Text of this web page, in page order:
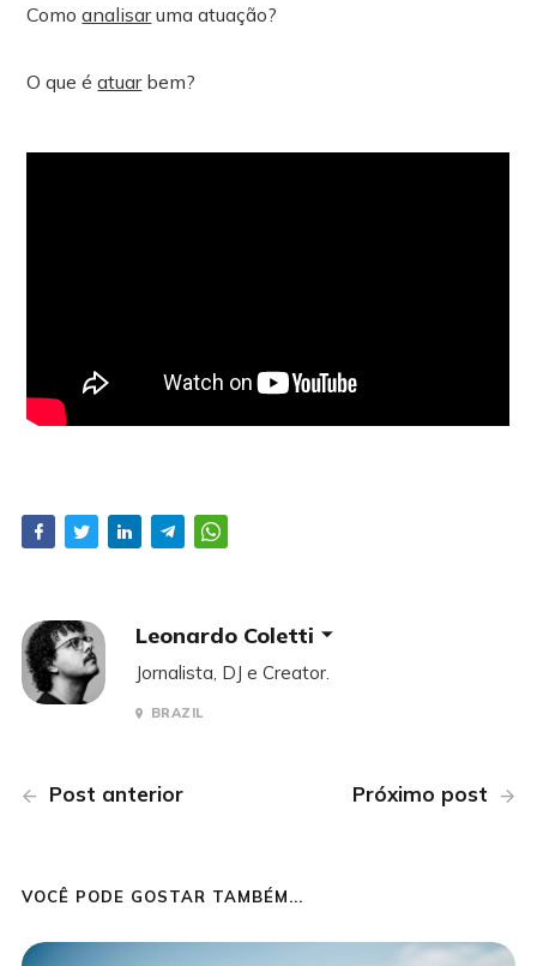
Comoanalisaruma atuação?
O que éatuarbem?
Leonardo Coletti
Jornalista, DJ e Creator.
BRAZIL
Post anterior Próximo post
VOCÊ PODE GOSTAR TAMBÉM...